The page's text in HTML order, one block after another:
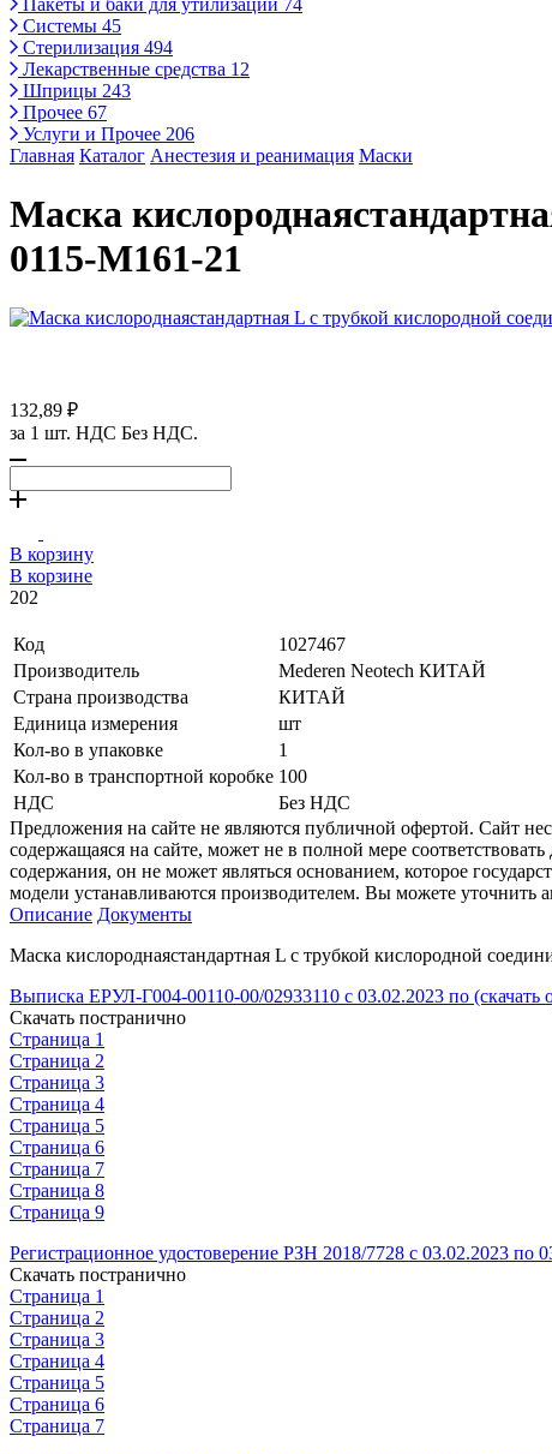
Пакеты и баки для утилизации 74
Системы 45
Стерилизация 494
Лекарственные средства 12
Шприцы 243
Прочее 67
Услуги и Прочее 206
Главная Каталог Анестезия и реанимация Маски
Маска
0115-М161-21
132,89 ₽
за 1 шт. НДС Без НДС.
В корзину
В корзине
202
Код
1027467
Производитель
Mederen Neotech КИТАЙ
Страна производства
КИТАЙ
Единица измерения
шт
Кол-во в упаковке
1
Кол-во в транспортной коробке 100
НДС
Без НДС
Предложения на сайте не являются публичной офертой. Сайт
содержащаяся на сайте, может не в полной мере
содержания, он не может являться основанием, которое
модели устанавливаются производителем. Вы можете уточнить
Описание Документы
Маска кислороднаястандартная L с трубкой кислородной
Выписка ЕРУЛ-Г004-00110-00/02933110 с 03.02.2023 по (скачать
Скачать постранично
Страница 1
Страница 2
Страница 3
Страница 4
Страница 5
Страница 6
Страница 7
Страница 8
Страница 9
Регистрационное удостоверение РЗН 2018/7728 с 03.02.2023 по
Скачать постранично
Страница 1
Страница 2
Страница 3
Страница 4
Страница 5
Страница 6
Страница 7